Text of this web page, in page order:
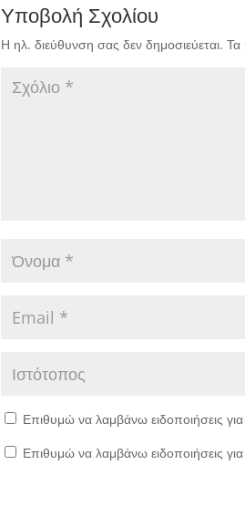
Υποβολή Σχολίου
Η ηλ. διεύθυνση σας δεν δημοσιεύεται. Τα
Επιθυμώ να λαμβάνω ειδοποιήσεις
Επιθυμώ να λαμβάνω ειδοποιήσεις